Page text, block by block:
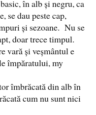
în alb și negru, ca
se dau peste cap,
și sezoane. Nu se
doar trece timpul.
vară și veșmântul e
împăratului, my
îmbrăcată din alb în
cum nu sunt nici